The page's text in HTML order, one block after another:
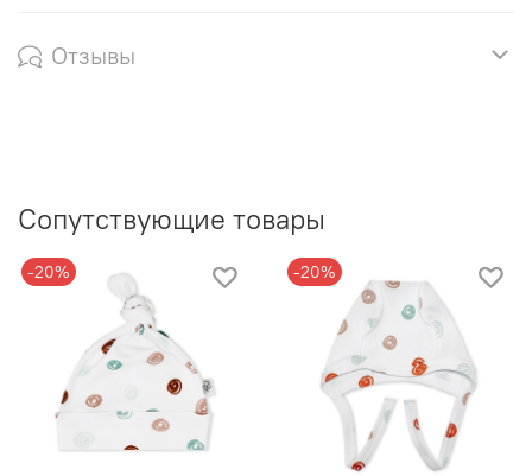
Отзывы
Сопутствующие товары
-20% -20%